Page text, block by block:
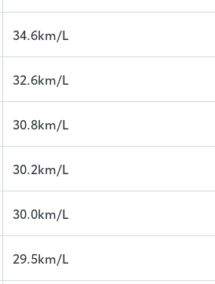
34.6km/L
32.6km/L
30.8km/L
30.2km/L
30.0km/L
29.5km/L